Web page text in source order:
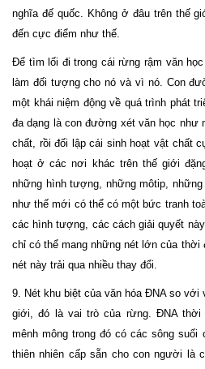
nghĩa đế quốc. Không ở đâu trên thế
đến cực điểm như thế.
Để tìm lối đi trong cái rừng rậm văn
làm đối tượng cho nó và vì nó. Con
một khái niệm động về quá trình phát
đa dạng là con đường xét văn học như
chất, rồi đối lập cái sinh hoạt vật chất
hoạt ở các nơi khác trên thế giới
những hình tượng, những môtip,
như thế mới có thể có một bức tranh
các hình tượng, các cách giải quyết
chỉ có thể mang những nét lớn của thời
nét này trải qua nhiều thay đổi.
9. Nét khu biệt của văn hóa ĐNA so với
giới, đó là vai trò của rừng. ĐNA thời
mênh mông trong đó có các sông
thiên nhiên cấp sẵn cho con người là